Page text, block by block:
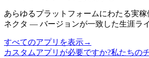
あらゆるプラットフォームにわたる実
ネクタ — バージョンが一致した生涯ラ
すべてのアプリを表示→
カスタムアプリが必要ですか?私たちの